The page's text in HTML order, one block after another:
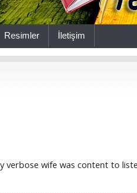
Resimler İletişim
verbose wife was content to